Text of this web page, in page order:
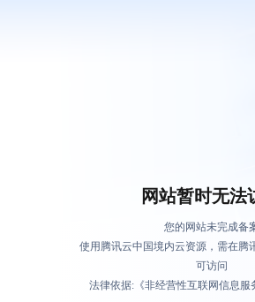
网站暂时无法
您的网站未完成备
使用腾讯云中国境内云资源，需在腾
可访问
法律依据:《非经营性互联网信息服